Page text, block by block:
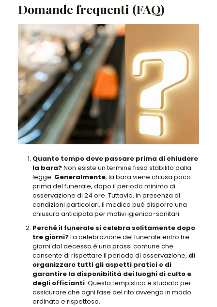
Domande frequenti (FAQ)
Quanto tempo deve passare prima di chiudere
la bara?Non esiste un termine fisso stabilito dalla
legge. Generalmente, la bara viene chiusa poco
prima del funerale, dopo il periodo minimo di
osservazione di 24 ore. Tuttavia, in presenza di
condizioni particolari, il medico può disporre una
chiusura anticipata per motivi igienico-sanitari.
Perché il funerale si celebra solitamente dopo
tre giorni?La celebrazione del funerale entro tre
giorni dal decesso è una prassi comune che
consente di rispettare il periodo di osservazione, di
organizzare tutti gli aspetti pratici e di
garantire la disponibilità dei luoghi di culto e
degli officianti. Questa tempistica è studiata per
assicurare che ogni fase del rito avvenga in modo
ordinato e rispettoso.